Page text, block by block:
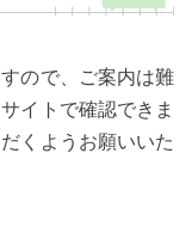
ので、ご案内は難
イトで確認できま
くようお願いいた